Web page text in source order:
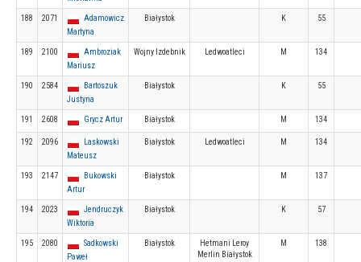
188 2071
Adamowicz
Martyna
Białystok K 55
189 2100
Ambroziak
Mariusz
Wojny Izdebnik Ledwoatleci M 134
190 2584
Bartoszuk
Justyna
Białystok K 55
191 2608 Grycz Artur Białystok M 134
192 2096
Laskowski
Mateusz
Białystok Ledwoatleci M 134
193 2147
Bukowski
Artur
Białystok M 137
194 2023
Jendruczyk
Wiktoria
Białystok K 57
195 2080
Sadkowski
Paweł
Białystok
Hetmani Leroy
Merlin Białystok
M 138